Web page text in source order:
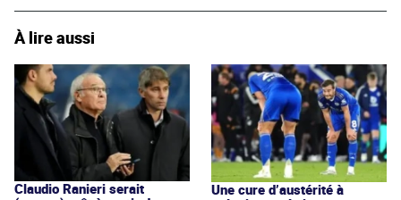
À lire aussi
Claudio Ranieri serait
Une cure d’austérité à